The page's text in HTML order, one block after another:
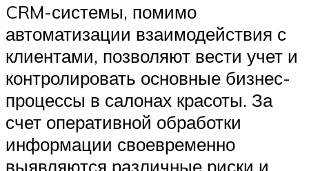
CRM-системы, помимо
автоматизации взаимодействия с
клиентами, позволяют вести учет и
контролировать основные бизнес-
процессы в салонах красоты. За
счет оперативной обработки
информации своевременно
выявляются различные риски и